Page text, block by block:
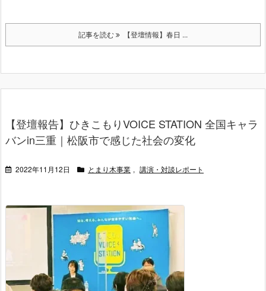
記事を読む 【登壇情報】春日 ...
【登壇報告】ひきこもりVOICE STATION 全国キャラ
バンin三重｜松阪市で感じた社会の変化
2022年11月12日 とまり木事業 , 講演・対談レポート